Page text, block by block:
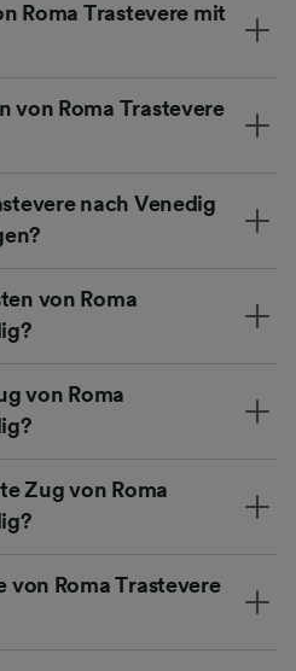
Roma Trastevere mit
von Roma Trastevere
nach Venedig
von Roma
von Roma
Zug von Roma
von Roma Trastevere